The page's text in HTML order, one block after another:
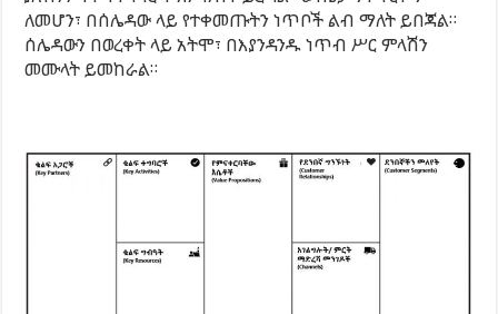
ለመሆን፣ በሰሌዳው ላይ የተቀመጡትን ነጥቦች ልብ ማለት ይበጃል።
ሰሌዳውን በወረቀት ላይ አትሞ፣ በእያንዳንዱ ነጥብ ሥር ምላሽን
መሙላት ይመከራል።